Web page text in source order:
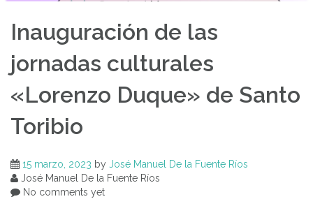
Inauguración de las
jornadas culturales
«Lorenzo Duque» de Santo
Toribio
15 marzo, 2023 by José Manuel De la Fuente Ríos
José Manuel De la Fuente Ríos
No comments yet